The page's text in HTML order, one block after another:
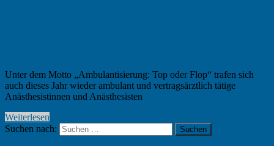
Unter dem Motto „Ambulantisierung: Top oder Flop“ trafen sich
auch dieses Jahr wieder ambulant und vertragsärztlich tätige
Anästhesistinnen und Anästhesisten
Weiterlesen
Suchen nach:
Suchen